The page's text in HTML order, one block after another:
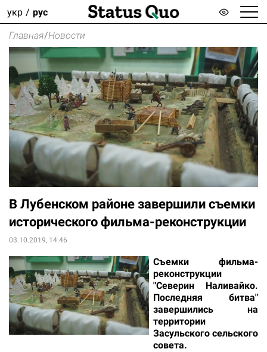
укр рус
Главная/Новости
В Лубенском районе завершили съемки
исторического фильма-реконструкции
03.10.2019, 14:46
Съемки фильма-
реконструкции
"Северин Наливайко.
Последняя битва"
завершились на
территории
Засульского сельского
совета.